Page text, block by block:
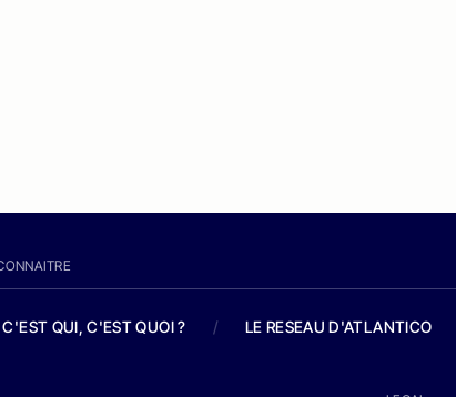
QUI, C'EST QUOI ? / LE RESEAU D'ATLANTICO